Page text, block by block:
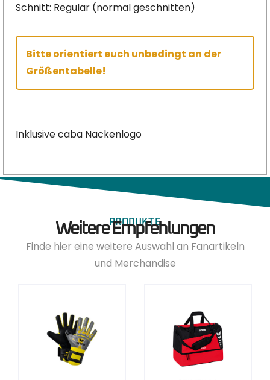
Schnitt: Regular (normal geschnitten)
Bitte orientiert euch unbedingt an der
Größentabelle!
Inklusive caba Nackenlogo
PRODUKTE
Weitere Empfehlungen
Finde hier eine weitere Auswahl an Fanartikeln
und Merchandise